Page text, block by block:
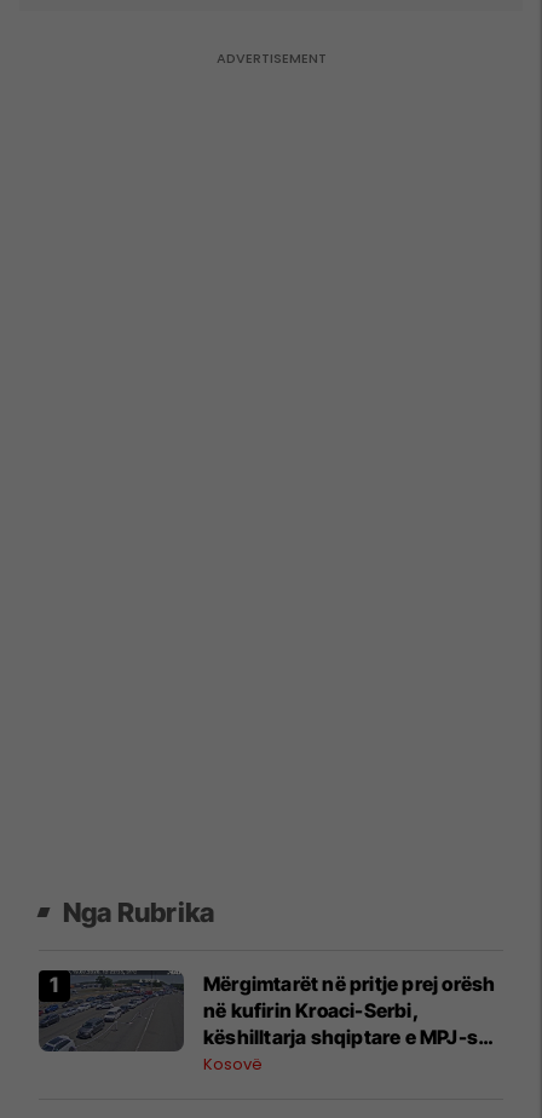
Nga Rubrika
Mërgimtarët në pritje prej orësh
në kufirin Kroaci-Serbi,
këshilltarja shqiptare e MPJ-së
kroate tregon arsyet
Kosovë